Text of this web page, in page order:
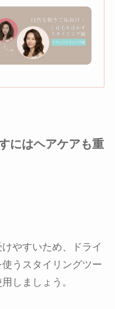
にはヘアケアも重
やすいため、ドライ
うスタイリングツー
しましょう。